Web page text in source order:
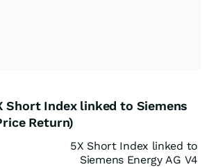
Short Index linked to Siemens
Return)
5X Short Index linked to
Siemens Energy AG V4